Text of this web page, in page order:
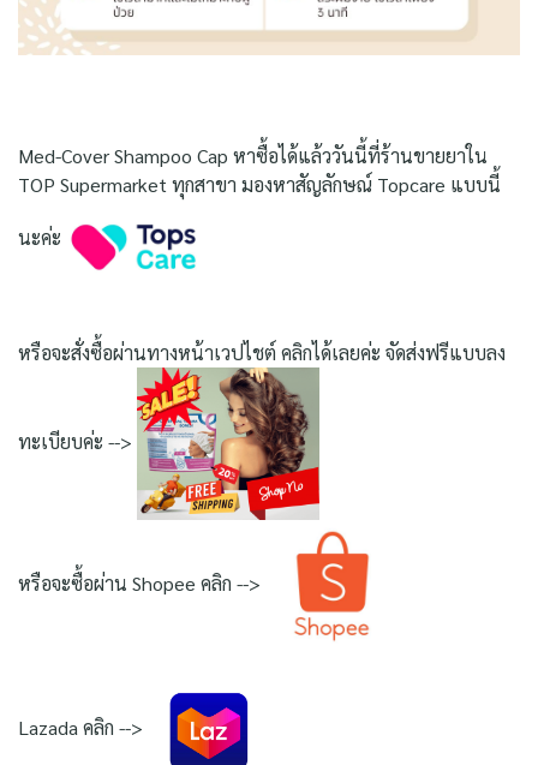
Med-Cover Shampoo Cap หาซื้อได้แล้ววันนี้ที่ร้านขายยาใน
TOP Supermarket ทุกสาขา มองหาสัญลักษณ์ Topcare แบบนี้
นะค่ะ
หรือจะสั่งซื้อผ่านทางหน้าเวปไชต์ คลิกได้เลยค่ะ จัดส่งฟรีแบบลง
ทะเบียบค่ะ -->
หรือจะซื้อผ่าน Shopee คลิก -->
Lazada คลิก -->